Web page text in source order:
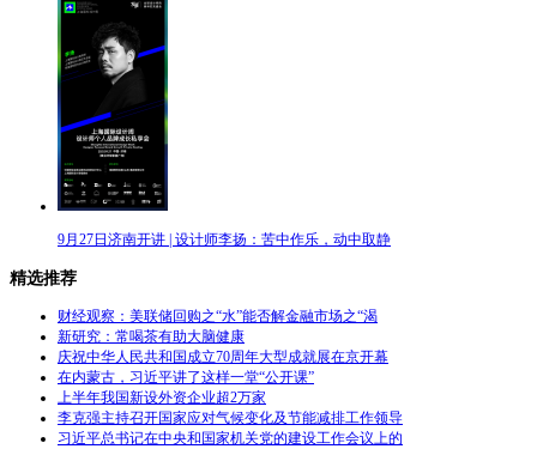
9月27日济南开讲 | 设计师李扬：苦中作乐，动中取静
精选推荐
财经观察：美联储回购之“水”能否解金融市场之“渴
新研究：常喝茶有助大脑健康
庆祝中华人民共和国成立70周年大型成就展在京开幕
在内蒙古，习近平讲了这样一堂“公开课”
上半年我国新设外资企业超2万家
李克强主持召开国家应对气候变化及节能减排工作领导
习近平总书记在中央和国家机关党的建设工作会议上的